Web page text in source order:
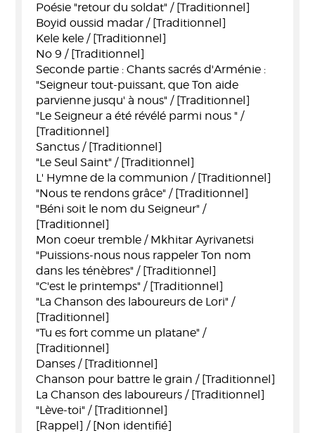
Poésie "retour du soldat" / [Traditionnel]
Boyid oussid madar / [Traditionnel]
Kele kele / [Traditionnel]
No 9 / [Traditionnel]
Seconde partie : Chants sacrés d'Arménie :
"Seigneur tout-puissant, que Ton aide
parvienne jusqu' à nous" / [Traditionnel]
"Le Seigneur a été révélé parmi nous " /
[Traditionnel]
Sanctus / [Traditionnel]
"Le Seul Saint" / [Traditionnel]
L' Hymne de la communion / [Traditionnel]
"Nous te rendons grâce" / [Traditionnel]
"Béni soit le nom du Seigneur" /
[Traditionnel]
Mon coeur tremble / Mkhitar Ayrivanetsi
"Puissions-nous nous rappeler Ton nom
dans les ténèbres" / [Traditionnel]
"C'est le printemps" / [Traditionnel]
"La Chanson des laboureurs de Lori" /
[Traditionnel]
"Tu es fort comme un platane" /
[Traditionnel]
Danses / [Traditionnel]
Chanson pour battre le grain / [Traditionnel]
La Chanson des laboureurs / [Traditionnel]
"Lève-toi" / [Traditionnel]
[Rappel] / [Non identifié]